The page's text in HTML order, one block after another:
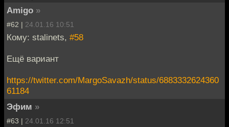
Amigo »
#62 | 24.01.16 10:51
Кому: stalinets, #58
Ещё вариант
https://twitter.com/MargoSavazh/status/6883332624360
61184
Эфим »
#63 | 24.01.16 12:51